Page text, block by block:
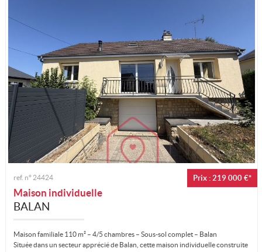
Prix : 219 000 €*
ref. n° 24424
Maison individuelle
BALAN
Maison familiale 110 m² – 4/5 chambres – Sous-sol complet – Balan
Située dans un secteur apprécié de Balan, cette maison individuelle construite